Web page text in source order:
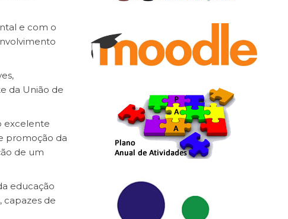
e com o
da União de
excelente
promoção da
de um
educação
capazes de